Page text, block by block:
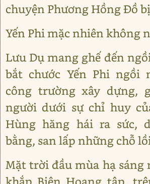
chuyện Phương Hồng Đồ
Yến Phi mặc nhiên không
Lưu Dụ mang ghế đến
bắt chước Yến Phi ngồi
công trường xây dựng,
người dưới sự chỉ huy
Hùng hăng hái ra sức,
bằng, san lấp những chỗ
Mặt trời đầu mùa hạ sáng